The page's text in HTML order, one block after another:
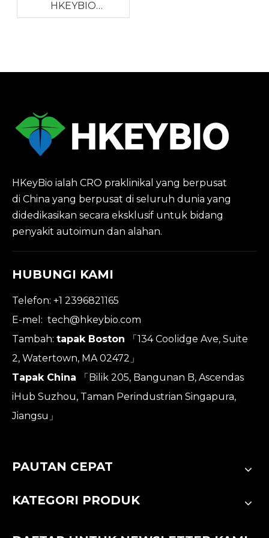
HKEYBIO
Mengurangkan
HKeyBio ialah CRO praklinikal yang berpusat
di China yang berpusat di seluruh dunia yang
didedikasikan secara eksklusif untuk bidang
penyakit autoimun dan alahan.
HUBUNGI KAMI
Telefon: +1 2396821165
E-mel: tech@hkeybio.com
Tambah: tapak Boston
「134 Coolidge Ave, Suite
2, Watertown, MA 02472」
Tapak China
「Bilik 205, Bangunan B, Ascendas
iHub Suzhou, Taman Perindustrian Singapura,
Jiangsu」
PAUTAN CEPAT
KATEGORI PRODUK